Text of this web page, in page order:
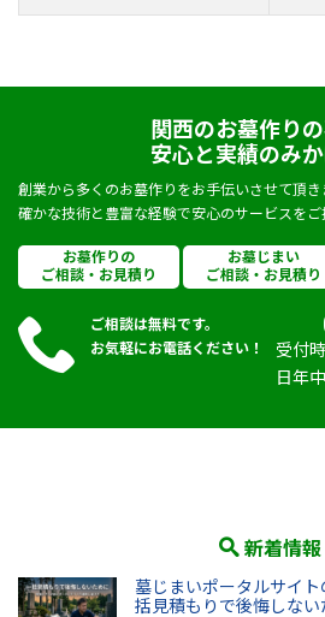
関西のお墓作り
安心と実績のみか
創業から多くのお墓作りをお手伝いさせて頂き
確かな技術と豊富な経験で安心のサービスをご
お墓作りの
ご相談・お見積り
お墓じまい
ご相談・お見積り
ご相談は無料です。
お気軽にお電話ください！
受付
日年
新着情報
墓じまいポータルサイ
括見積もりで後悔しな